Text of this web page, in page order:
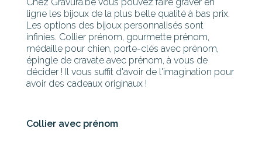
ligne les bijoux de la plus belle qualité à bas prix.
Les options des bijoux personnalisés sont
infinies. Collier prénom, gourmette prénom,
médaille pour chien, porte-clés avec prénom,
épingle de cravate avec prénom, à vous de
décider ! Il vous suffit d'avoir de l'imagination pour
avoir des cadeaux originaux !
Collier avec prénom